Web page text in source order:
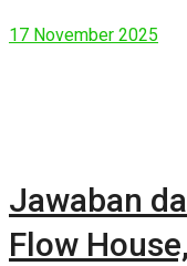
17 November 2025
Jawaban
Flow